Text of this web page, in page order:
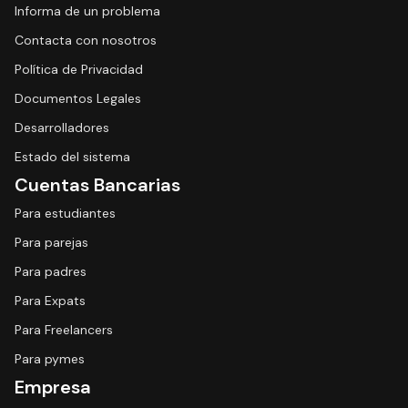
Informa de un problema
Contacta con nosotros
Política de Privacidad
Documentos Legales
Desarrolladores
Estado del sistema
Cuentas Bancarias
Para estudiantes
Para parejas
Para padres
Para Expats
Para Freelancers
Para pymes
Empresa